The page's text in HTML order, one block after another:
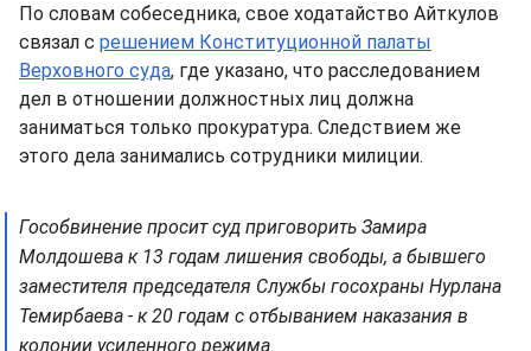
По словам собеседника, свое ходатайство Айткулов
связал с решением Конституционной палаты
Верховного суда, где указано, что расследованием
дел в отношении должностных лиц должна
заниматься только прокуратура. Следствием же
этого дела занимались сотрудники милиции.
Гособвинение просит суд приговорить Замира
Молдошева к 13 годам лишения свободы, а бывшего
заместителя председателя Службы госохраны Нурлана
Темирбаева - к 20 годам с отбыванием наказания в
колонии усиленного режима.